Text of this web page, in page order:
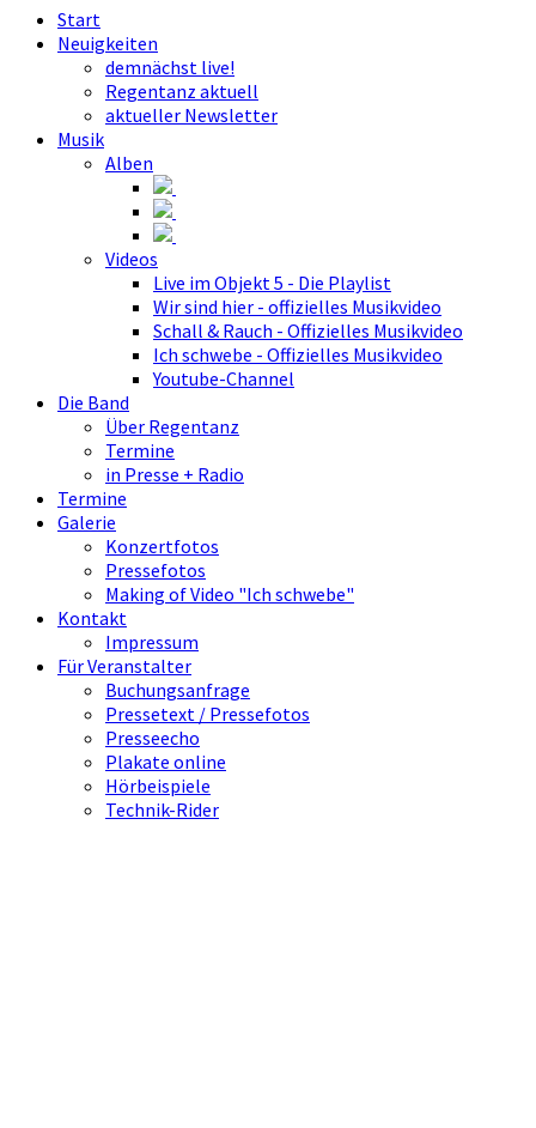
Start
Neuigkeiten
demnächst live!
Regentanz aktuell
aktueller Newsletter
Musik
Alben
Videos
Live im Objekt 5 - Die Playlist
Wir sind hier - offizielles Musikvideo
Schall & Rauch - Offizielles Musikvideo
Ich schwebe - Offizielles Musikvideo
Youtube-Channel
Die Band
Über Regentanz
Termine
in Presse + Radio
Termine
Galerie
Konzertfotos
Pressefotos
Making of Video "Ich schwebe"
Kontakt
Impressum
Für Veranstalter
Buchungsanfrage
Pressetext / Pressefotos
Presseecho
Plakate online
Hörbeispiele
Technik-Rider